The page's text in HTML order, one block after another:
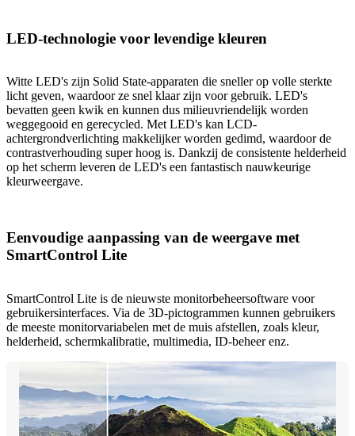
LED-technologie voor levendige kleuren
Witte LED's zijn Solid State-apparaten die sneller op volle sterkte
licht geven, waardoor ze snel klaar zijn voor gebruik. LED's
bevatten geen kwik en kunnen dus milieuvriendelijk worden
weggegooid en gerecycled. Met LED's kan LCD-
achtergrondverlichting makkelijker worden gedimd, waardoor de
contrastverhouding super hoog is. Dankzij de consistente helderheid
op het scherm leveren de LED's een fantastisch nauwkeurige
kleurweergave.
Eenvoudige aanpassing van de weergave met
SmartControl Lite
SmartControl Lite is de nieuwste monitorbeheersoftware voor
gebruikersinterfaces. Via de 3D-pictogrammen kunnen gebruikers
de meeste monitorvariabelen met de muis afstellen, zoals kleur,
helderheid, schermkalibratie, multimedia, ID-beheer enz.